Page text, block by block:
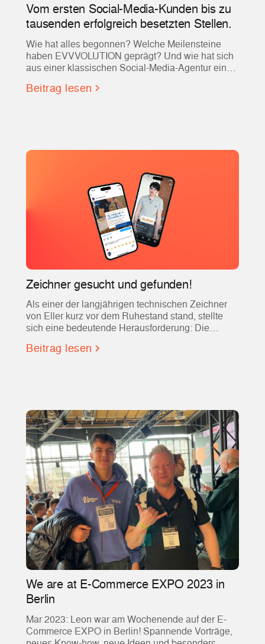
Vom ersten Social-Media-Kunden bis zu
tausenden erfolgreich besetzten Stellen.
Wie hat alles begonnen? Welche Meilensteine
haben EVVVOLUTION geprägt? Und wie hat sich
aus einer klassischen Social-Media-Agentur einer
Employer Branding entwickelt?
Beitrag lesen
Zeichner gesucht und gefunden!
Als einer der langjährigen technischen Zeichner
von Eller kurz vor dem Ruhestand stand, stellte
sich eine bedeutende Herausforderung: Die
nur Erfahrung mit AutoCAD mitbrachte, sondern
Beitrag lesen
We are at E-Commerce EXPO 2023 in
Berlin
Mar 2023: Leon war am Wochenende auf der E-
Commerce EXPO in Berlin! Spannende Vorträge,